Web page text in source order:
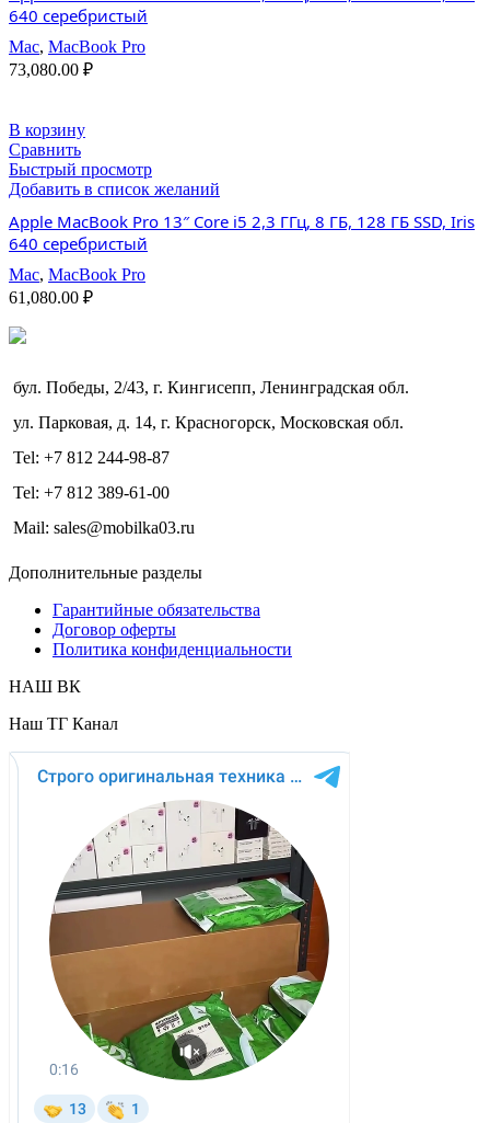
640 серебристый
Mac, MacBook Pro
73,080.00 ₽
В корзину
Сравнить
Быстрый просмотр
Добавить в список желаний
Apple MacBook Pro 13″ Core i5 2,3 ГГц, 8 ГБ, 128 ГБ SSD, Iris
640 серебристый
Mac, MacBook Pro
61,080.00 ₽
бул. Победы, 2/43, г. Кингисепп, Ленинградская обл.
ул. Парковая, д. 14, г. Красногорск, Московская обл.
Tel: +7 812 244-98-87
Tel: +7 812 389-61-00
Mail: sales@mobilka03.ru
Дополнительные разделы
Гарантийные обязательства
Договор оферты
Политика конфиденциальности
НАШ ВК
Наш ТГ Канал